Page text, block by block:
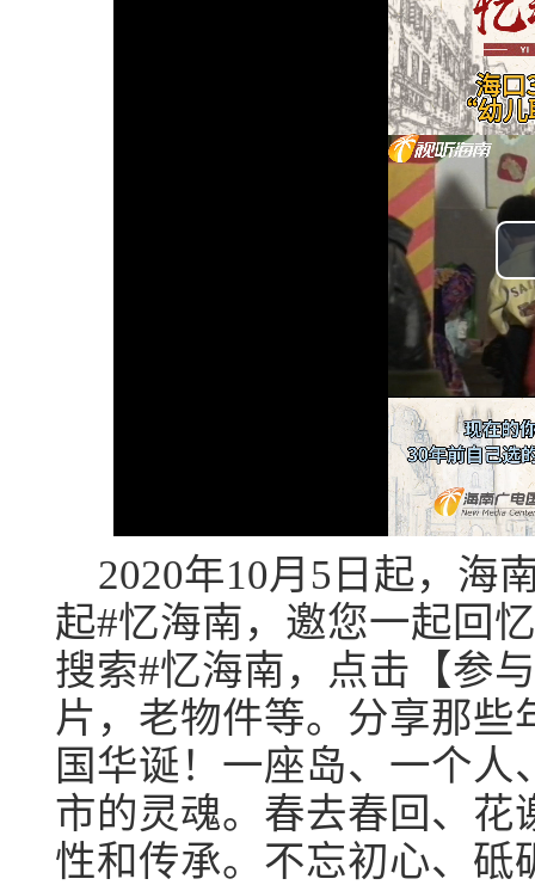
2020年10月5日起，海
起#忆海南，邀您一起回
搜索#忆海南，点击【参
片，老物件等。分享那
国华诞！一座岛、一个
市的灵魂。春去春回、花
性和传承。不忘初心、砥